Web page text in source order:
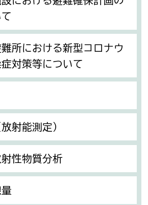
所における新型コロナウ
対策等について
射能測定）
性物質分析